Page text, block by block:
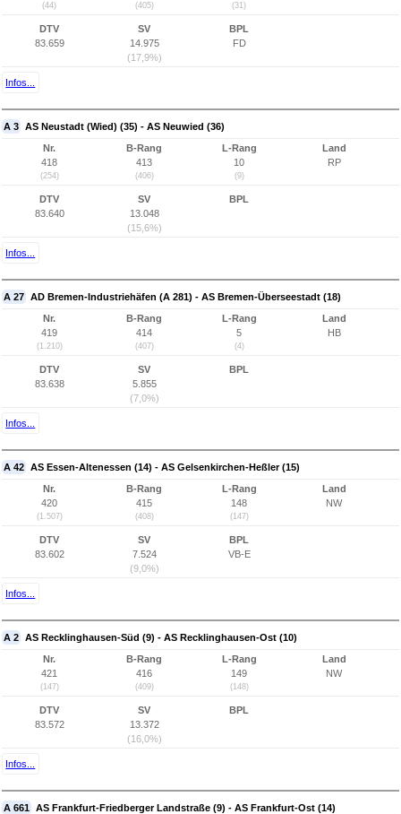
(44) (405) (31)
DTV
83.659
SV
14.975
(17,9%)
BPL
FD
Infos...
A 3 AS Neustadt (Wied) (35) - AS Neuwied (36)
Nr.
418
(254)
B-Rang
413
(406)
L-Rang
10
(9)
Land
RP
DTV
83.640
SV
13.048
(15,6%)
BPL
Infos...
A 27 AD Bremen-Industriehäfen (A 281) - AS Bremen-Überseestadt (18)
Nr.
419
(1.210)
B-Rang
414
(407)
L-Rang
5
(4)
Land
HB
DTV
83.638
SV
5.855
(7,0%)
BPL
Infos...
A 42 AS Essen-Altenessen (14) - AS Gelsenkirchen-Heßler (15)
Nr.
420
(1.507)
B-Rang
415
(408)
L-Rang
148
(147)
Land
NW
DTV
83.602
SV
7.524
(9,0%)
BPL
VB-E
Infos...
A 2 AS Recklinghausen-Süd (9) - AS Recklinghausen-Ost (10)
Nr.
421
(147)
B-Rang
416
(409)
L-Rang
149
(148)
Land
NW
DTV
83.572
SV
13.372
(16,0%)
BPL
Infos...
A 661 AS Frankfurt-Friedberger Landstraße (9) - AS Frankfurt-Ost (14)